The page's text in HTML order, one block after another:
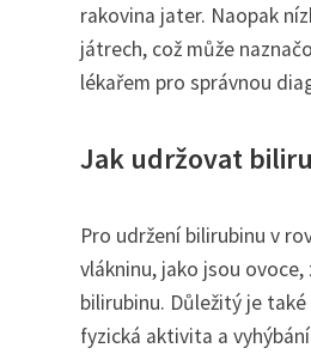
rakovina jater. Naopak
játrech, což může
lékařem pro správnou
Jak udržovat
Pro udržení bilirubinu v
vlákninu, jako jsou
bilirubinu. Důležitý je
fyzická aktivita a